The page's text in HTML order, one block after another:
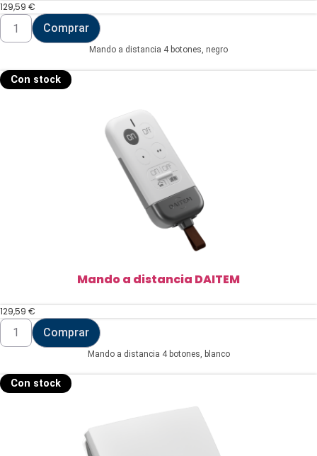
129,59 €
Mando
distancia
Comprar
Mando a distancia 4 botones, negro
Con stock
Mando a distancia DAITEM
129,59 €
Mando
distancia
Comprar
Mando a distancia 4 botones, blanco
Con stock